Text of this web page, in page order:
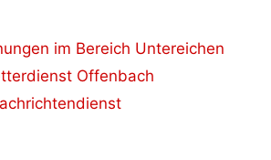
im Bereich Untereichen
Offenbach